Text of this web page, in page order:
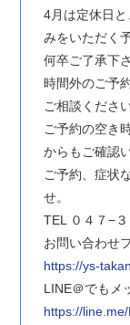
4月は定休日
みをいただく
何卒ご了承下
時間外のご予
ご相談ください
ご予約の空き
からもご確認
ご予約、症状
せ。
TEL ０４７−
お問い合わせ
https://ys-
LINE＠でもメ
https://